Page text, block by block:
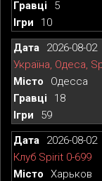
5
10
2026-08-02
Україна, Одеса,
Одесса
18
59
2026-08-02
Клуб Spirit 0-699
Харьков